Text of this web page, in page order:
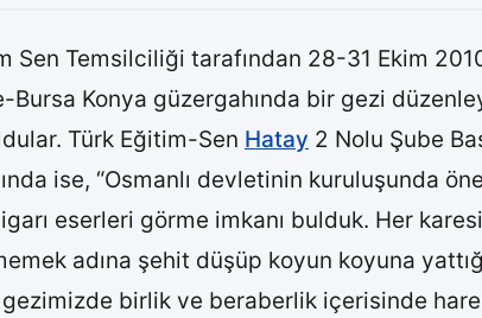
Sen Temsilciliği tarafından 28-31 Ekim
Bursa Konya güzergahında bir gezi
Türk Eğitim-Sen Hatay 2 Nolu Şube
ise, “Osmanlı devletinin kuruluşunda
eserleri görme imkanı bulduk. Her
adına şehit düşüp koyun koyuna
birlik ve beraberlik içerisinde